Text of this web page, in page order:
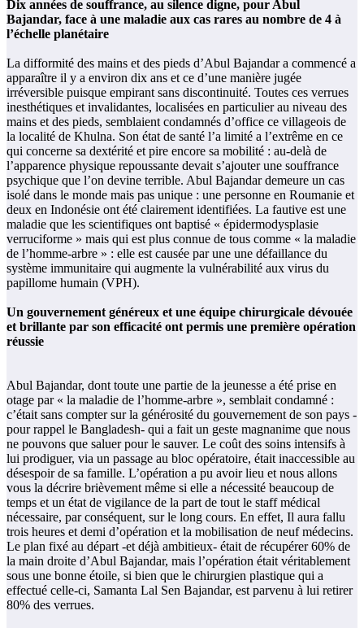
Dix années de souffrance, au silence digne, pour Abul
Bajandar, face à une maladie aux cas rares au nombre de 4 à
l’échelle planétaire
La difformité des mains et des pieds d’Abul Bajandar a commencé a
apparaître il y a environ dix ans et ce d’une manière jugée
irréversible puisque empirant sans discontinuité. Toutes ces verrues
inesthétiques et invalidantes, localisées en particulier au niveau des
mains et des pieds, semblaient condamnés d’office ce villageois de
la localité de Khulna. Son état de santé l’a limité a l’extrême en ce
qui concerne sa dextérité et pire encore sa mobilité : au-delà de
l’apparence physique repoussante devait s’ajouter une souffrance
psychique que l’on devine terrible. Abul Bajandar demeure un cas
isolé dans le monde mais pas unique : une personne en Roumanie et
deux en Indonésie ont été clairement identifiées. La fautive est une
maladie que les scientifiques ont baptisé « épidermodysplasie
verruciforme » mais qui est plus connue de tous comme « la maladie
de l’homme-arbre » : elle est causée par une une défaillance du
système immunitaire qui augmente la vulnérabilité aux virus du
papillome humain (VPH).
Un gouvernement généreux et une équipe chirurgicale dévouée
et brillante par son efficacité ont permis une première opération
réussie
Abul Bajandar, dont toute une partie de la jeunesse a été prise en
otage par « la maladie de l’homme-arbre », semblait condamné :
c’était sans compter sur la générosité du gouvernement de son pays -
pour rappel le Bangladesh- qui a fait un geste magnanime que nous
ne pouvons que saluer pour le sauver. Le coût des soins intensifs à
lui prodiguer, via un passage au bloc opératoire, était inaccessible au
désespoir de sa famille. L’opération a pu avoir lieu et nous allons
vous la décrire brièvement même si elle a nécessité beaucoup de
temps et un état de vigilance de la part de tout le staff médical
nécessaire, par conséquent, sur le long cours. En effet, Il aura fallu
trois heures et demi d’opération et la mobilisation de neuf médecins.
Le plan fixé au départ -et déjà ambitieux- était de récupérer 60% de
la main droite d’Abul Bajandar, mais l’opération était véritablement
sous une bonne étoile, si bien que le chirurgien plastique qui a
effectué celle-ci, Samanta Lal Sen Bajandar, est parvenu à lui retirer
80% des verrues.